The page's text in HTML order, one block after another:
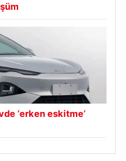
‘erken eskitme’